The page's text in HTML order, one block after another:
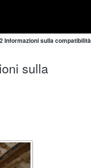
Informazioni sulla compatibilità
sulla